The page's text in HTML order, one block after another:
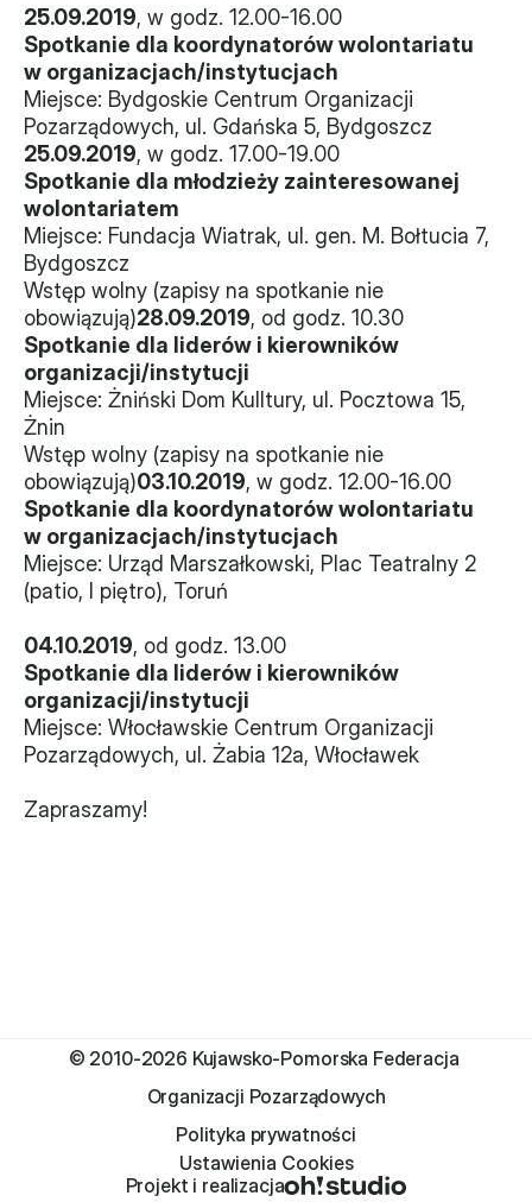
25.09.2019, w godz. 12.00-16.00
Spotkanie dla koordynatorów wolontariatu
w organizacjach/instytucjach
Miejsce: Bydgoskie Centrum Organizacji
Pozarządowych, ul. Gdańska 5, Bydgoszcz
25.09.2019, w godz. 17.00-19.00
Spotkanie dla młodzieży zainteresowanej
wolontariatem
Miejsce: Fundacja Wiatrak, ul. gen. M. Bołtucia 7,
Bydgoszcz
Wstęp wolny (zapisy na spotkanie nie
obowiązują)28.09.2019, od godz. 10.30
Spotkanie dla liderów i kierowników
organizacji/instytucji
Miejsce: Żniński Dom Kulltury, ul. Pocztowa 15,
Żnin
Wstęp wolny (zapisy na spotkanie nie
obowiązują)03.10.2019, w godz. 12.00-16.00
Spotkanie dla koordynatorów wolontariatu
w organizacjach/instytucjach
Miejsce: Urząd Marszałkowski, Plac Teatralny 2
(patio, I piętro), Toruń
04.10.2019, od godz. 13.00
Spotkanie dla liderów i kierowników
organizacji/instytucji
Miejsce: Włocławskie Centrum Organizacji
Pozarządowych, ul. Żabia 12a, Włocławek
Zapraszamy!
© 2010-2026 Kujawsko-Pomorska Federacja
Organizacji Pozarządowych
Polityka prywatności
Ustawienia Cookies
Projekt i realizacja